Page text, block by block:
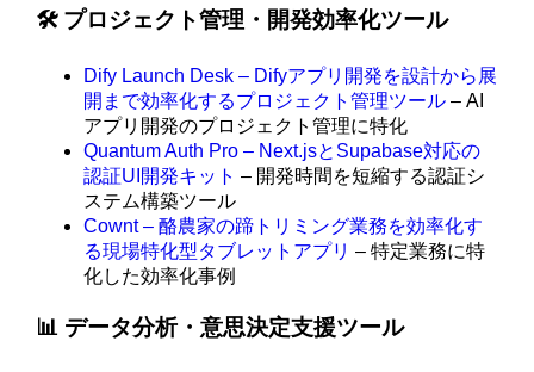
🛠️ プロジェクト管理・開発効率化ツール
Dify Launch Desk – Difyアプリ開発を設計から展
開まで効率化するプロジェクト管理ツール – AI
アプリ開発のプロジェクト管理に特化
Quantum Auth Pro – Next.jsとSupabase対応の
認証UI開発キット – 開発時間を短縮する認証シ
ステム構築ツール
Cownt – 酪農家の蹄トリミング業務を効率化す
る現場特化型タブレットアプリ – 特定業務に特
化した効率化事例
📊 データ分析・意思決定支援ツール